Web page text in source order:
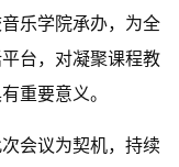
乐学院承办，为全
台，对凝聚课程教
重要意义。
会议为契机，持续